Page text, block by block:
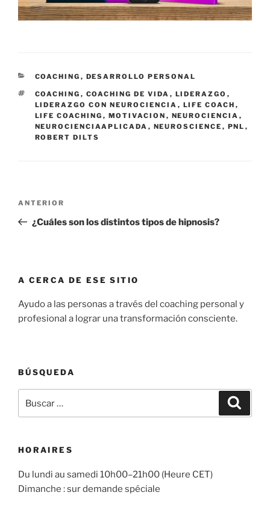
CATEGORÍAS
COACHING , DESARROLLO PERSONAL
ETIQUETAS
COACHING , COACHING DE VIDA , LIDERAZGO ,
LIDERAZGO CON NEUROCIENCIA , LIFE COACH ,
LIFE COACHING , MOTIVACION , NEUROCIENCIA ,
NEUROCIENCIAAPLICADA , NEUROSCIENCE , PNL ,
ROBERT DILTS
entradas
Entrada
anterior:
ANTERIOR
¿Cuáles son los distintos tipos de hipnosis?
A CERCA DE ESE SITIO
Ayudo a las personas a través del coaching personal y
profesional a lograr una transformación consciente.
BÚSQUEDA
por:
HORAIRES
Du lundi au samedi 10h00–21h00 (Heure CET)
Dimanche : sur demande spéciale